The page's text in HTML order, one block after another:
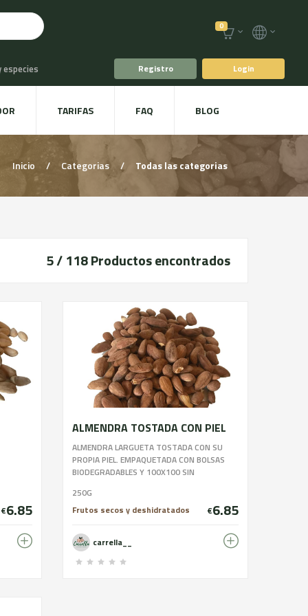
0
especies
y Setas
Registro Login
TARIFAS FAQ BLOG
Inicio / Categorias / Todas las categorias
5 / 118Productos encontrados
€6.85
ALMENDRA TOSTADA CON PIEL
ALMENDRA LARGUETA TOSTADA CON SU
PROPIA PIEL. EMPAQUETADA CON BOLSAS
BIODEGRADABLES Y 100X100 SIN
250G
Frutos secos y deshidratados
€6.85
carrella__